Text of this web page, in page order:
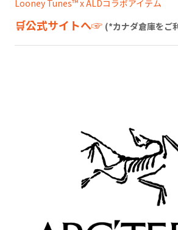
Looney Tunes™ x ALDコラボアイテム
🛒公式サイトへ☞ (*カナダ倉庫をご